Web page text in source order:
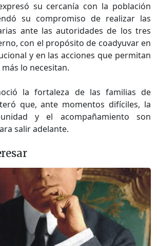
su cercanía con la población
su compromiso de realizar las
ante las autoridades de los tres
con el propósito de coadyuvar en
y en las acciones que permitan
lo necesitan.
la fortaleza de las familias de
que, ante momentos difíciles, la
y el acompañamiento son
salir adelante.